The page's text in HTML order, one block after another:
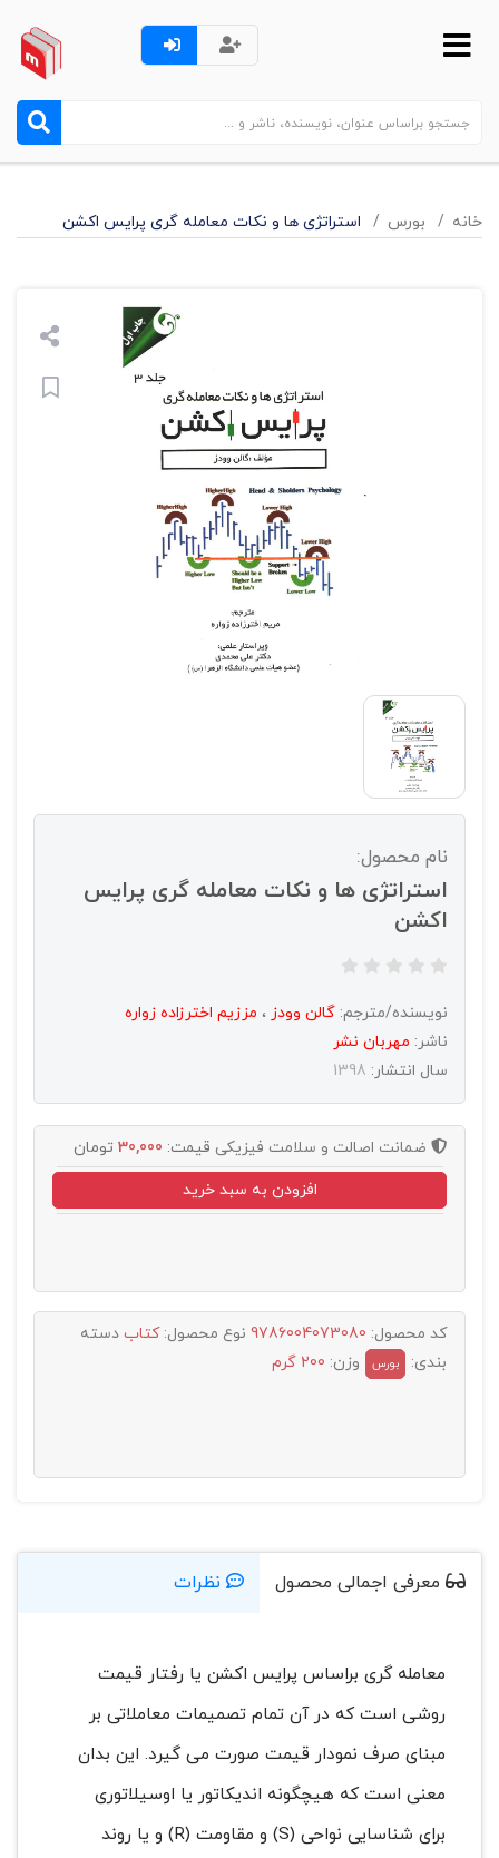
خانه بورس استراتژی ها و نکات معامله گری پرایس اکشن
نام محصول:
استراتژی ها و نکات معامله گری پرایس
اکشن
نویسنده/مترجم: گالن وودز ، مززیم اخترزاده زواره
ناشر: مهربان نشر
سال انتشار: 1398
ضمانت اصالت و سلامت فیزیکی قیمت: 30,000 تومان
افزودن به سبد خرید
کد محصول: 9786004073080 نوع محصول:کتاب دسته
بندی:
بورس وزن: 200 گرم
معرفی اجمالی محصول نظرات
معامله گری براساس پرایس اکشن یا رفتار قیمت
روشی است که در آن تمام تصمیمات معاملاتی بر
مبنای صرف نمودار قیمت صورت می گیرد. این بدان
معنی است که هیچگونه اندیکاتور یا اوسیلاتوری
برای شناسایی نواحی (S) و مقاومت (R) و یا روند